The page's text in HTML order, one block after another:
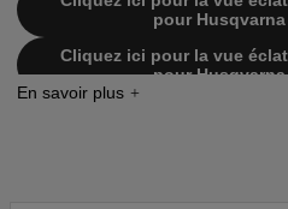
pour Husqvarna
Cliquez ici pour la vue
pour Husqvarna